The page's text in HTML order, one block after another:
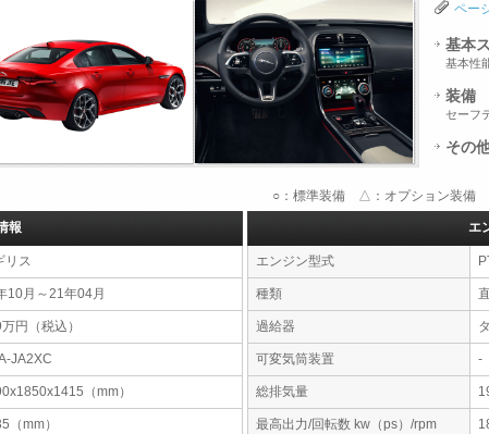
ペー
基本
基本性
装備
セーフ
その
○：標準装備 △：オプション装備 -
報
リス
10月～21年04月
円（税込）
JA2XC
（mm）
（mm）
エ
エンジン型式
種類
過給器
可変気筒装置 -
総排気量
最高出力/回転数 kw（ps）/rpm